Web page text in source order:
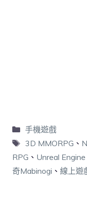
手機遊戲
3D MMORPG 、
RPG 、 Unreal Engine
奇Mabinogi 、 線上遊